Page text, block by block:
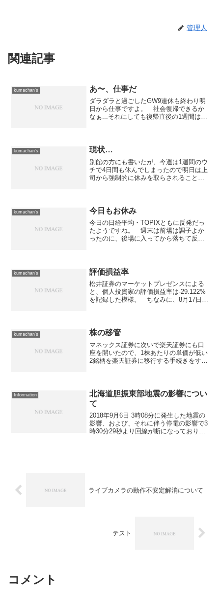
管理人
関連記事
kumachan's あ〜、仕事だ
ダラダラと過ごしたGW9連休も終わり明
日から仕事ですよ。 社会復帰できるか
なぁ...それにしても復帰直後の1週間はと
らない。 その上...
kumachan's 現状…
別館の方にも書いたが、今週は1週間のウ
チで4日間も休んでしまったので明日は上
司から強制的に休みを取らされることに
貰った。 担当の先...
kumachan's 今日もお休み
今日の日経平均・TOPIXともに反発だっ
たようですね。 週末は前場は調子よか
ったのに、後場に入ってから落ちて反落
金が厳しくなるの...
kumachan's 評価損益率
松井証券のマーケットプレゼンスによる
と、個人投資家の評価損益率は-29.122%
を記録した模様。 ちなみに、8月17日の
kumachan's 株の移管
マネックス証券に次いで楽天証券にも口
座を開いたので、1株あたりの単価が低い
2銘柄を楽天証券に移行する手続きをす
以下だと手数料...
Information
北海道胆振東部地震の影響につい
て
2018年9月6日 3時08分に発生した地震の
影響、および、それに伴う停電の影響で3
時30分29秒より回線が断になっておりま
ライブカメラの動作不安定解消について
テスト
コメント